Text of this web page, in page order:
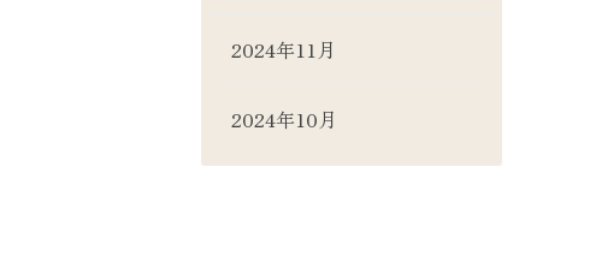
2024年11月
2024年10月